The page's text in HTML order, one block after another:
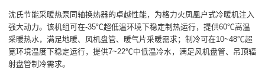
沈氏节能采暖热泵同轴换热器的卓越性能，为格力火凤凰户式冷暖机注入
强大动力。该机组可在-35℃超低温环境下稳定制热运行，提供60℃高温
采暖热水，满足地暖、风机盘管、暖气片采暖需求；制冷可在10~48℃超
宽环境温度下稳定运行，提供7~22℃中低温冷水，满足风机盘管、吊顶辐
射盘管制冷需求。